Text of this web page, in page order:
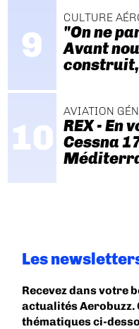
CULTURE
"On ne
Avant
AVIATION
REX - En
Cessna
Les
Recevez dans votre
actualités Aerobuzz.
thématiques ci-